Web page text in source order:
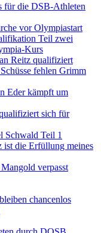
für die DSB-Athleten
vor Olympiastart
Teil zwei
Kurs
Reitz qualifiziert
fehlen Grimm
Eder kämpft um
sich für
Schwald Teil 1
die Erfüllung meines
verpasst
chancenlos